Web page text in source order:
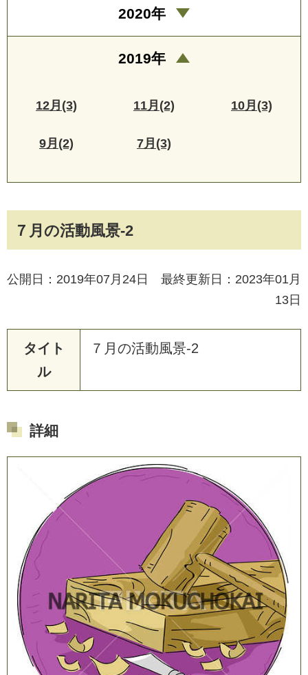
７月の活動風景-2
公開日：2019年07月24日 最終更新日：2023年01月
13日
タイト
ル
７ 月 の活動風景-2
詳細
2020年
2019年
12月(3) 11月(2) 10月(3)
9月(2) 7月(3)